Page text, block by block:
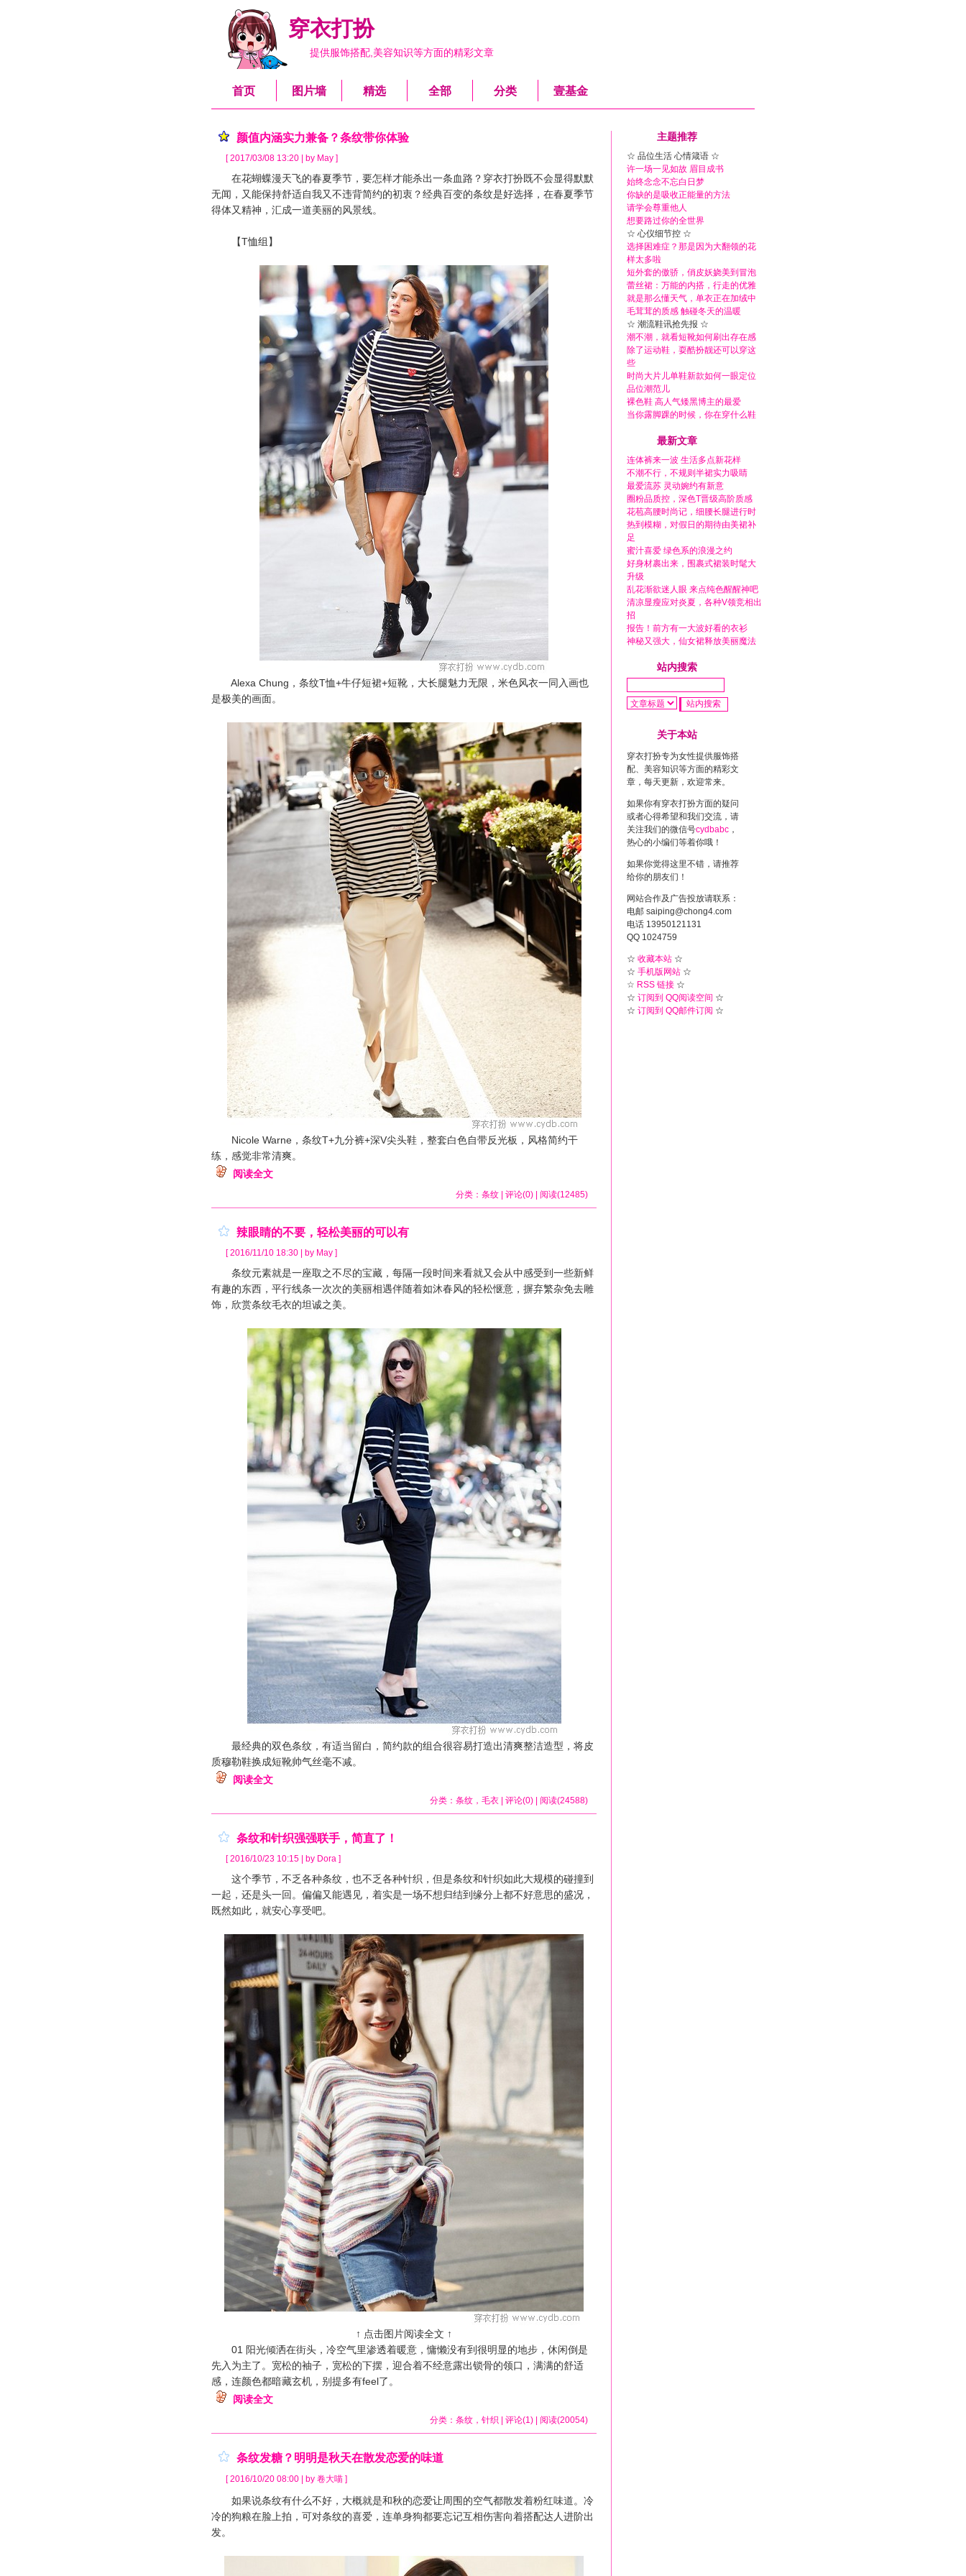
穿衣打扮
提供服饰搭配,美容知识等方面的精彩文章
首页 图片墙 精选 全部 分类 壹基金
颜值内涵实力兼备？条纹带你体验
[ 2017/03/08 13:20 | by May ]
在花蝴蝶漫天飞的春夏季节，要怎样才能杀出一条血路？穿衣打扮既不会显得默默
无闻，又能保持舒适自我又不违背简约的初衷？经典百变的条纹是好选择，在春夏季节
得体又精神，汇成一道美丽的风景线。
【T恤组】
Alexa Chung，条纹T恤+牛仔短裙+短靴，大长腿魅力无限，米色风衣一同入画也
是极美的画面。
Nicole Warne，条纹T+九分裤+深V尖头鞋，整套白色自带反光板，风格简约干
练，感觉非常清爽。
阅读全文
分类： 条纹 | 评论(0) | 阅读(12485)
辣眼睛的不要，轻松美丽的可以有
[ 2016/11/10 18:30 | by May ]
条纹元素就是一座取之不尽的宝藏，每隔一段时间来看就又会从中感受到一些新鲜
有趣的东西，平行线条一次次的美丽相遇伴随着如沐春风的轻松惬意，摒弃繁杂免去雕
饰，欣赏条纹毛衣的坦诚之美。
最经典的双色条纹，有适当留白，简约款的组合很容易打造出清爽整洁造型，将皮
质穆勒鞋换成短靴帅气丝毫不减。
阅读全文
分类： 条纹 ， 毛衣 | 评论(0) | 阅读(24588)
条纹和针织强强联手，简直了！
[ 2016/10/23 10:15 | by Dora ]
这个季节，不乏各种条纹，也不乏各种针织，但是条纹和针织如此大规模的碰撞到
一起，还是头一回。偏偏又能遇见，着实是一场不想归结到缘分上都不好意思的盛况，
既然如此，就安心享受吧。
↑ 点击图片阅读全文 ↑
01 阳光倾洒在街头，冷空气里渗透着暖意，慵懒没有到很明显的地步，休闲倒是
先入为主了。宽松的袖子，宽松的下摆，迎合着不经意露出锁骨的领口，满满的舒适
感，连颜色都暗藏玄机，别提多有feel了。
阅读全文
分类： 条纹 ， 针织 | 评论(1) | 阅读(20054)
条纹发糖？明明是秋天在散发恋爱的味道
[ 2016/10/20 08:00 | by 卷大喵 ]
如果说条纹有什么不好，大概就是和秋的恋爱让周围的空气都散发着粉红味道。冷
冷的狗粮在脸上拍，可对条纹的喜爱，连单身狗都要忘记互相伤害向着搭配达人进阶出
发。
主题推荐
☆ 品位生活 心情箴语 ☆
许一场一见如故 眉目成书
始终念念不忘白日梦
你缺的是吸收正能量的方法
请学会尊重他人
想要路过你的全世界
☆ 心仪细节控 ☆
选择困难症？那是因为大翻领的花
样太多啦
短外套的傲骄，俏皮妖娆美到冒泡
蕾丝裙：万能的内搭，行走的优雅
就是那么懂天气，单衣正在加绒中
毛茸茸的质感 触碰冬天的温暖
☆ 潮流鞋讯抢先报 ☆
潮不潮，就看短靴如何刷出存在感
除了运动鞋，耍酷扮靓还可以穿这
些
时尚大片儿单鞋新款如何一眼定位
品位潮范儿
裸色鞋 高人气矮黑博主的最爱
当你露脚踝的时候，你在穿什么鞋
最新文章
连体裤来一波 生活多点新花样
不潮不行，不规则半裙实力吸睛
最爱流苏 灵动婉约有新意
圈粉品质控，深色T晋级高阶质感
花苞高腰时尚记，细腰长腿进行时
热到模糊，对假日的期待由美裙补
足
蜜汁喜爱 绿色系的浪漫之约
好身材裹出来，围裹式裙装时髦大
升级
乱花渐欲迷人眼 来点纯色醒醒神吧
清凉显瘦应对炎夏，各种V领竞相出
招
报告！前方有一大波好看的衣衫
神秘又强大，仙女裙释放美丽魔法
站内搜索
关于本站
穿衣打扮专为女性提供服饰搭
配、美容知识等方面的精彩文
章，每天更新，欢迎常来。
如果你有穿衣打扮方面的疑问
或者心得希望和我们交流，请
关注我们的微信号cydbabc ，
热心的小编们等着你哦！
如果你觉得这里不错，请推荐
给你的朋友们！
网站合作及广告投放请联系：
电邮 saiping@chong4.com
电话 13950121131
QQ 1024759
☆ 收藏本站 ☆
☆ 手机版网站 ☆
☆ RSS 链接 ☆
☆ 订阅到 QQ阅读空间 ☆
☆ 订阅到 QQ邮件订阅 ☆